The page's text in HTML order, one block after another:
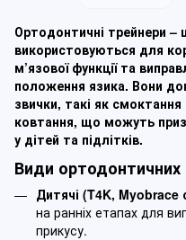
Ортодонтичні трейнери –
використовуються для
м’язової функції та
положення язика. Вони
звички, такі як
ковтання, що можуть
у дітей та підлітків.
Види ортодонтичних
Дитячі (T4K, Myobrace
на ранніх етапах для
прикусу.